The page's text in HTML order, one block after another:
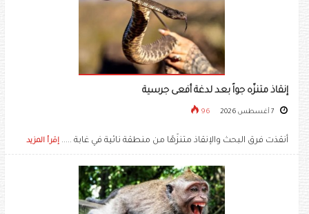
إنقاذ متنزّه جواً بعد لدغة أفعى جرسية
96
أنقذت فرق البحث والإنقاذ متنزّهًا من منطقة نائية في غابة ..... إقرأ المزيد